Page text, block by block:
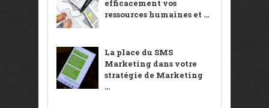
efficacement vos
ressources humaines et ...
La place du SMS
Marketing dans votre
stratégie de Marketing
...